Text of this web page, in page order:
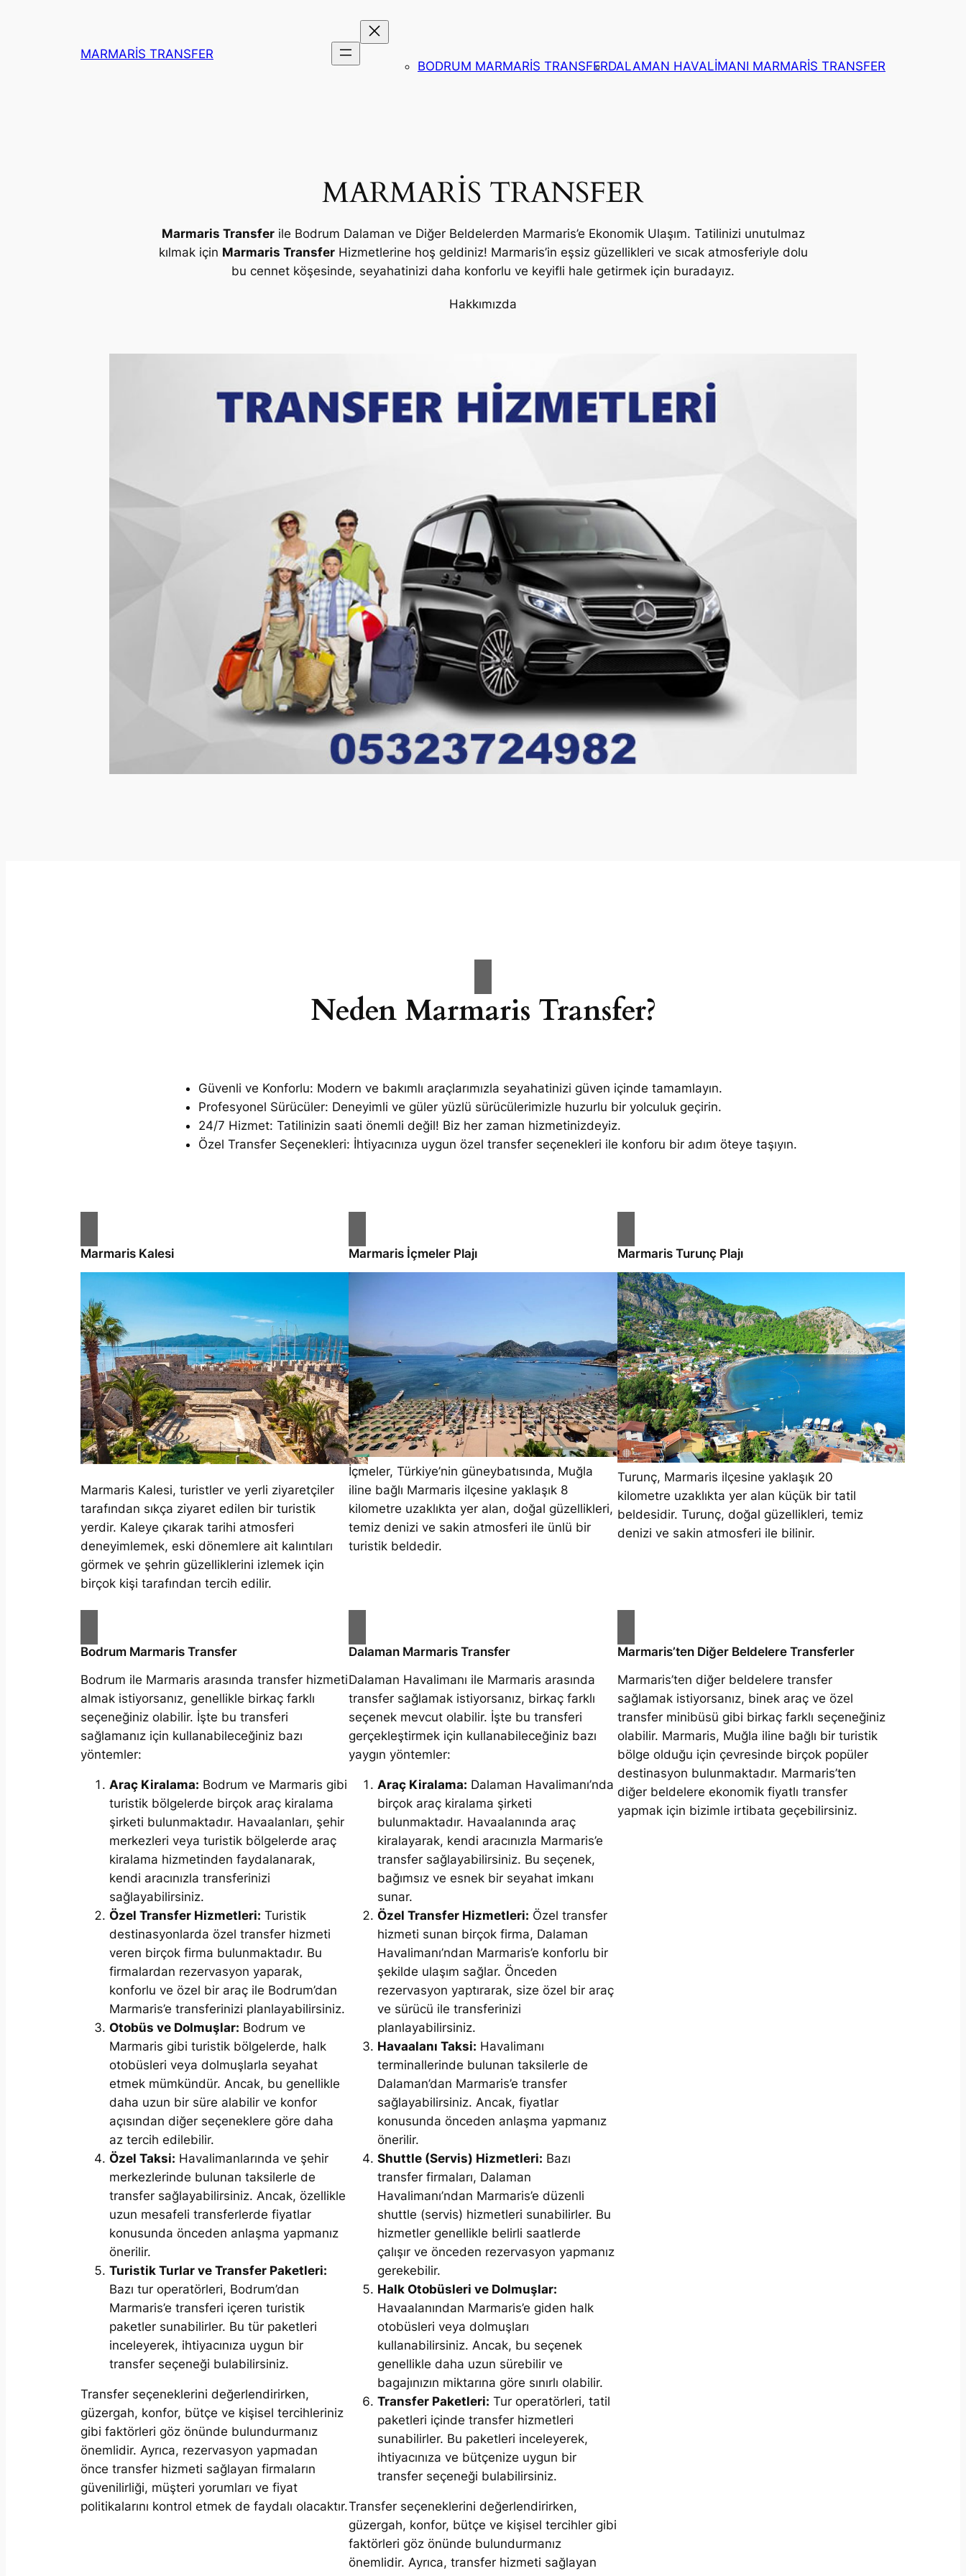
MARMARİS TRANSFER
BODRUM MARMARİS TRANSFERDALAMAN HAVALİMANI MARMARİS TRANSFER
MARMARİS TRANSFER
Marmaris Transferile Bodrum Dalaman ve Diğer Beldelerden Marmaris’e Ekonomik Ulaşım. Tatilinizi unutulmaz
kılmak için Marmaris TransferHizmetlerine hoş geldiniz! Marmaris’in eşsiz güzellikleri ve sıcak atmosferiyle dolu
bu cennet köşesinde, seyahatinizi daha konforlu ve keyifli hale getirmek için buradayız.
Hakkımızda
Neden Marmaris Transfer?
Güvenli ve Konforlu: Modern ve bakımlı araçlarımızla seyahatinizi güven içinde tamamlayın.
Profesyonel Sürücüler: Deneyimli ve güler yüzlü sürücülerimizle huzurlu bir yolculuk geçirin.
24/7 Hizmet: Tatilinizin saati önemli değil! Biz her zaman hizmetinizdeyiz.
Özel Transfer Seçenekleri: İhtiyacınıza uygun özel transfer seçenekleri ile konforu bir adım öteye taşıyın.
Marmaris Kalesi
Marmaris Kalesi, turistler ve yerli ziyaretçiler
tarafından sıkça ziyaret edilen bir turistik
yerdir. Kaleye çıkarak tarihi atmosferi
deneyimlemek, eski dönemlere ait kalıntıları
görmek ve şehrin güzelliklerini izlemek için
birçok kişi tarafından tercih edilir.
Marmaris İçmeler Plajı
İçmeler, Türkiye’nin güneybatısında, Muğla
iline bağlı Marmaris ilçesine yaklaşık 8
kilometre uzaklıkta yer alan, doğal güzellikleri,
temiz denizi ve sakin atmosferi ile ünlü bir
turistik beldedir.
Marmaris Turunç Plajı
Turunç, Marmaris ilçesine yaklaşık 20
kilometre uzaklıkta yer alan küçük bir tatil
beldesidir. Turunç, doğal güzellikleri, temiz
denizi ve sakin atmosferi ile bilinir.
Bodrum Marmaris Transfer
Bodrum ile Marmaris arasında transfer hizmeti
almak istiyorsanız, genellikle birkaç farklı
seçeneğiniz olabilir. İşte bu transferi
sağlamanız için kullanabileceğiniz bazı
yöntemler:
Araç Kiralama: Bodrum ve Marmaris gibi
turistik bölgelerde birçok araç kiralama
şirketi bulunmaktadır. Havaalanları, şehir
merkezleri veya turistik bölgelerde araç
kiralama hizmetinden faydalanarak,
kendi aracınızla transferinizi
sağlayabilirsiniz.
Özel Transfer Hizmetleri: Turistik
destinasyonlarda özel transfer hizmeti
veren birçok firma bulunmaktadır. Bu
firmalardan rezervasyon yaparak,
konforlu ve özel bir araç ile Bodrum’dan
Marmaris’e transferinizi planlayabilirsiniz.
Otobüs ve Dolmuşlar: Bodrum ve
Marmaris gibi turistik bölgelerde, halk
otobüsleri veya dolmuşlarla seyahat
etmek mümkündür. Ancak, bu genellikle
daha uzun bir süre alabilir ve konfor
açısından diğer seçeneklere göre daha
az tercih edilebilir.
Özel Taksi: Havalimanlarında ve şehir
merkezlerinde bulunan taksilerle de
transfer sağlayabilirsiniz. Ancak, özellikle
uzun mesafeli transferlerde fiyatlar
konusunda önceden anlaşma yapmanız
önerilir.
Turistik Turlar ve Transfer Paketleri:
Bazı tur operatörleri, Bodrum’dan
Marmaris’e transferi içeren turistik
paketler sunabilirler. Bu tür paketleri
inceleyerek, ihtiyacınıza uygun bir
transfer seçeneği bulabilirsiniz.
Transfer seçeneklerini değerlendirirken,
güzergah, konfor, bütçe ve kişisel tercihleriniz
gibi faktörleri göz önünde bulundurmanız
önemlidir. Ayrıca, rezervasyon yapmadan
önce transfer hizmeti sağlayan firmaların
güvenilirliği, müşteri yorumları ve fiyat
politikalarını kontrol etmek de faydalı olacaktır.
Dalaman Marmaris Transfer
Dalaman Havalimanı ile Marmaris arasında
transfer sağlamak istiyorsanız, birkaç farklı
seçenek mevcut olabilir. İşte bu transferi
gerçekleştirmek için kullanabileceğiniz bazı
yaygın yöntemler:
Araç Kiralama: Dalaman Havalimanı’nda
birçok araç kiralama şirketi
bulunmaktadır. Havaalanında araç
kiralayarak, kendi aracınızla Marmaris’e
transfer sağlayabilirsiniz. Bu seçenek,
bağımsız ve esnek bir seyahat imkanı
sunar.
Özel Transfer Hizmetleri: Özel transfer
hizmeti sunan birçok firma, Dalaman
Havalimanı’ndan Marmaris’e konforlu bir
şekilde ulaşım sağlar. Önceden
rezervasyon yaptırarak, size özel bir araç
ve sürücü ile transferinizi
planlayabilirsiniz.
Havaalanı Taksi: Havalimanı
terminallerinde bulunan taksilerle de
Dalaman’dan Marmaris’e transfer
sağlayabilirsiniz. Ancak, fiyatlar
konusunda önceden anlaşma yapmanız
önerilir.
Shuttle (Servis) Hizmetleri: Bazı
transfer firmaları, Dalaman
Havalimanı’ndan Marmaris’e düzenli
shuttle (servis) hizmetleri sunabilirler. Bu
hizmetler genellikle belirli saatlerde
çalışır ve önceden rezervasyon yapmanız
gerekebilir.
Halk Otobüsleri ve Dolmuşlar:
Havaalanından Marmaris’e giden halk
otobüsleri veya dolmuşları
kullanabilirsiniz. Ancak, bu seçenek
genellikle daha uzun sürebilir ve
bagajınızın miktarına göre sınırlı olabilir.
Transfer Paketleri: Tur operatörleri, tatil
paketleri içinde transfer hizmetleri
sunabilirler. Bu paketleri inceleyerek,
ihtiyacınıza ve bütçenize uygun bir
transfer seçeneği bulabilirsiniz.
Transfer seçeneklerini değerlendirirken,
güzergah, konfor, bütçe ve kişisel tercihler gibi
faktörleri göz önünde bulundurmanız
önemlidir. Ayrıca, transfer hizmeti sağlayan
Marmaris’ten Diğer Beldelere Transferler
Marmaris’ten diğer beldelere transfer
sağlamak istiyorsanız, binek araç ve özel
transfer minibüsü gibi birkaç farklı seçeneğiniz
olabilir. Marmaris, Muğla iline bağlı bir turistik
bölge olduğu için çevresinde birçok popüler
destinasyon bulunmaktadır. Marmaris’ten
diğer beldelere ekonomik fiyatlı transfer
yapmak için bizimle irtibata geçebilirsiniz.